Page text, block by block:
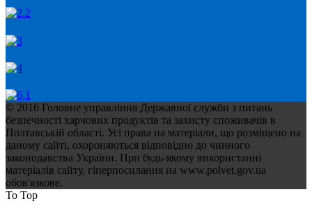
© 2016 Головне управління Державної служби з питань
безпечності харчових продуктів та захисту споживачів в
Полтавській області. Усі права на матеріали, що розміщено на
даному сайті, охороняються відповідно до чинного
законодавства України. При будь-якому використанні
матеріалів сайту, гіперпосилання на www.polvet.gov.ua
обов'язкове.
To Top